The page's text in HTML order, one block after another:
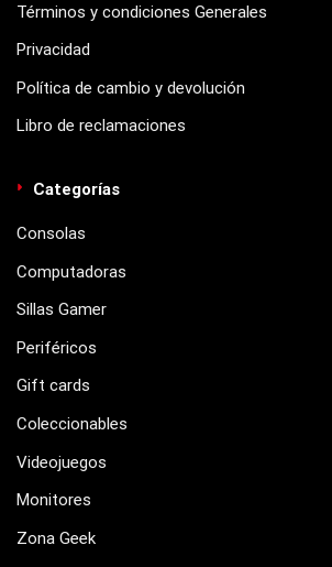
Términos y condiciones Generales
Privacidad
Política de cambio y devolución
Libro de reclamaciones
Categorías
Consolas
Computadoras
Sillas Gamer
Periféricos
Gift cards
Coleccionables
Videojuegos
Monitores
Zona Geek